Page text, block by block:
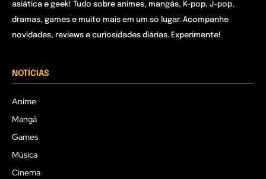
asiática e geek! Tudo sobre animes, mangás, K-pop, J-pop,
dramas, games e muito mais em um só lugar. Acompanhe
novidades, reviews e curiosidades diárias. Experimente!
NOTÍCIAS
Anime
Mangá
Games
Música
Cinema